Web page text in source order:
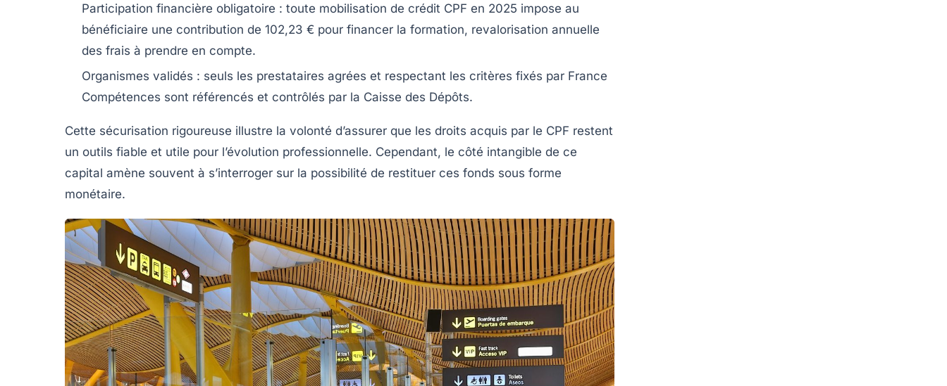
Participation financière obligatoire : toute mobilisation de crédit CPF en 2025 impose au
bénéficiaire une contribution de 102,23 € pour financer la formation, revalorisation annuelle
des frais à prendre en compte.
Organismes validés : seuls les prestataires agrées et respectant les critères fixés par France
Compétences sont référencés et contrôlés par la Caisse des Dépôts.
Cette sécurisation rigoureuse illustre la volonté d’assurer que les droits acquis par le CPF restent
un outils fiable et utile pour l’évolution professionnelle. Cependant, le côté intangible de ce
capital amène souvent à s’interroger sur la possibilité de restituer ces fonds sous forme
monétaire.